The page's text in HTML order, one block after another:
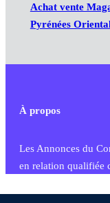
Achat vente
Pyrénées
À propos
Les Annonces du
en relation qualifiée
commercial et les